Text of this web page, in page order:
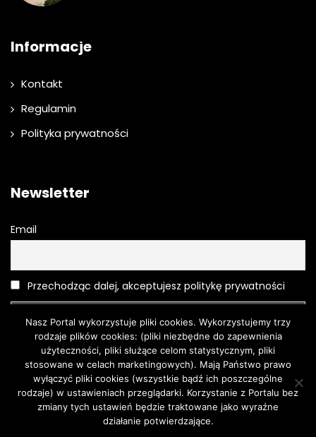
Informacje
Kontakt
Regulamin
Polityka prywatności
Newsletter
Email
Przechodząc dalej, akceptujesz politykę prywatności
Moda O urodzie Kosmetyki Pielęgnacja
Moda męska
Nasz Portal wykorzystuje pliki cookies. Wykorzystujemy trzy
rodzaje plików cookies: (pliki niezbędne do zapewnienia
użyteczności, pliki służące celom statystycznym, pliki
stosowane w celach marketingowych). Mają Państwo prawo
wyłączyć pliki cookies (wszystkie bądź ich poszczególne
rodzaje) w ustawieniach przeglądarki. Korzystanie z Portalu bez
zmiany tych ustawień będzie traktowane jako wyraźne
działanie potwierdzające.